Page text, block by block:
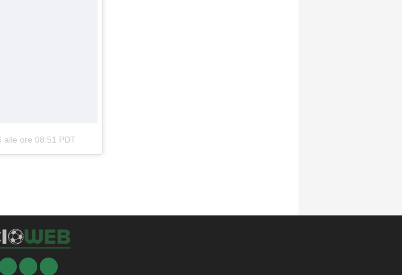
alle ore 08:51 PDT